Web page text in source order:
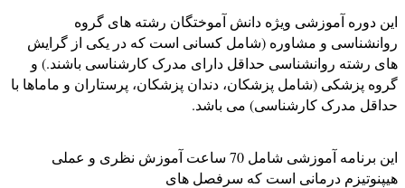
این دوره آموزشی ویژه دانش آموختگان رشته های گروه
روانشناسی و مشاوره (شامل کسانی است که در یکی از گرایش
های رشته روانشناسی حداقل دارای مدرک کارشناسی باشند.) و
گروه پزشکی (شامل پزشکان، دندان پزشکان، پرستاران و ماماها با
حداقل مدرک کارشناسی) می باشد.
این برنامه آموزشی شامل 70 ساعت آموزش نظری و عملی
هیپنوتیزم درمانی است که سرفصل های